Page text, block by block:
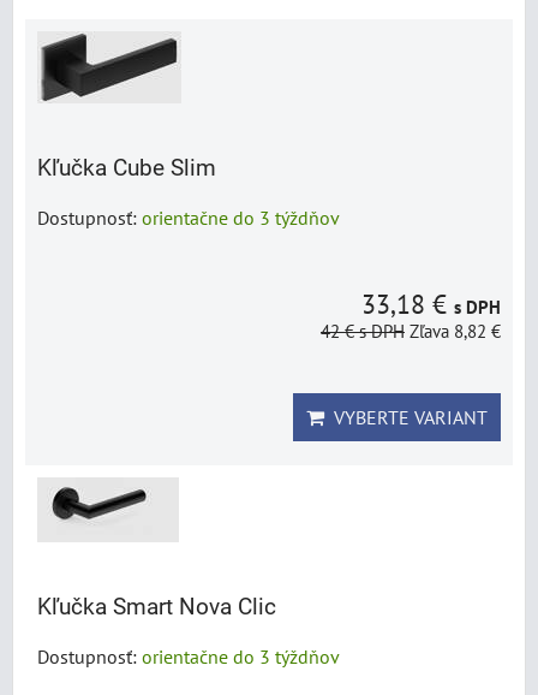
Kľučka Cube Slim
Dostupnosť: orientačne do 3 týždňov
33,18 € s DPH
42 €s DPH Zľava 8,82 €
VYBERTE VARIANT
Kľučka Smart Nova Clic
Dostupnosť: orientačne do 3 týždňov